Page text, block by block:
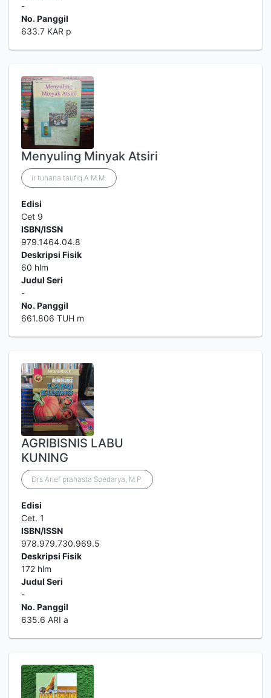
-
No. Panggil
633.7 KAR p
Menyuling Minyak Atsiri
ir tuhana taufiq.A M.M.
Edisi
Cet 9
ISBN/ISSN
979.1464.04.8
Deskripsi Fisik
60 hlm
Judul Seri
-
No. Panggil
661.806 TUH m
AGRIBISNIS LABU
KUNING
Drs Arief prahasta Soedarya, M.P.
Edisi
Cet. 1
ISBN/ISSN
978.979.730.969.5
Deskripsi Fisik
172 hlm
Judul Seri
-
No. Panggil
635.6 ARI a